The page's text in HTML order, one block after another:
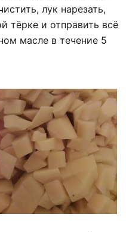
лук нарезать,
тёрке и отправить всё
масле в течение 5